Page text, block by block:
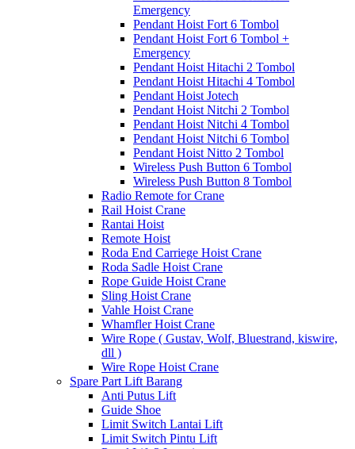
Emergency
Pendant Hoist Fort 6 Tombol
Pendant Hoist Fort 6 Tombol +
Emergency
Pendant Hoist Hitachi 2 Tombol
Pendant Hoist Hitachi 4 Tombol
Pendant Hoist Jotech
Pendant Hoist Nitchi 2 Tombol
Pendant Hoist Nitchi 4 Tombol
Pendant Hoist Nitchi 6 Tombol
Pendant Hoist Nitto 2 Tombol
Wireless Push Button 6 Tombol
Wireless Push Button 8 Tombol
Radio Remote for Crane
Rail Hoist Crane
Rantai Hoist
Remote Hoist
Roda End Carriege Hoist Crane
Roda Sadle Hoist Crane
Rope Guide Hoist Crane
Sling Hoist Crane
Vahle Hoist Crane
Whamfler Hoist Crane
Wire Rope ( Gustav, Wolf, Bluestrand, kiswire,
dll )
Wire Rope Hoist Crane
Spare Part Lift Barang
Anti Putus Lift
Guide Shoe
Limit Switch Lantai Lift
Limit Switch Pintu Lift